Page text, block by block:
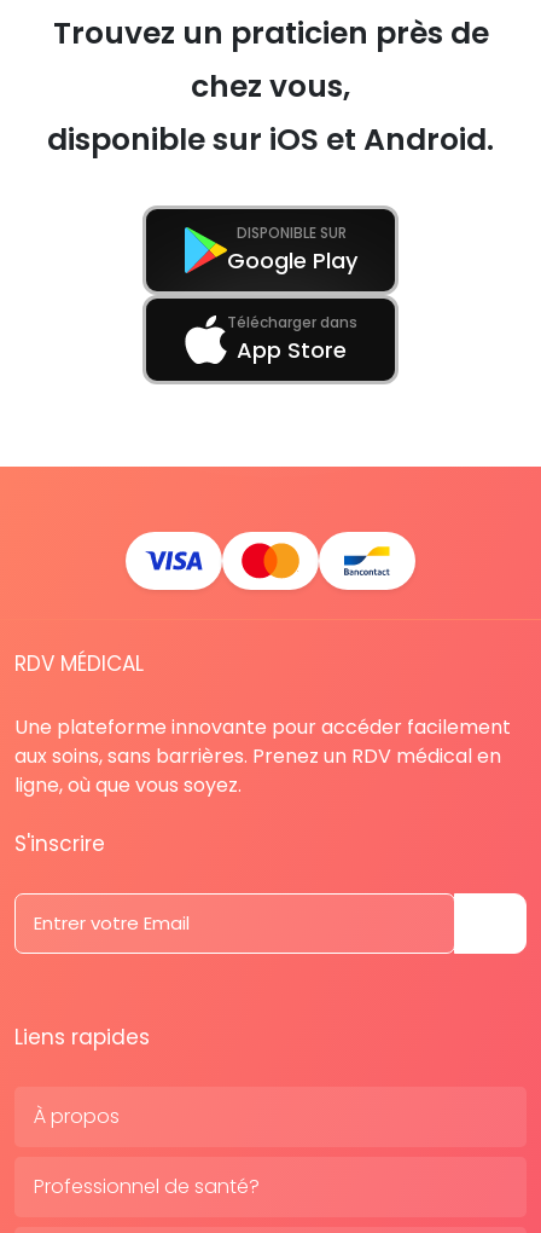
Trouvez un praticien près de
chez vous,
disponible sur iOS et Android.
DISPONIBLE SUR
Google Play
Télécharger dans
App Store
RDV MÉDICAL
Une plateforme innovante pour accéder facilement
aux soins, sans barrières. Prenez un RDV médical en
ligne, où que vous soyez.
S'inscrire
Liens rapides
À propos
Professionnel de santé?